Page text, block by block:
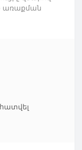
առաքման